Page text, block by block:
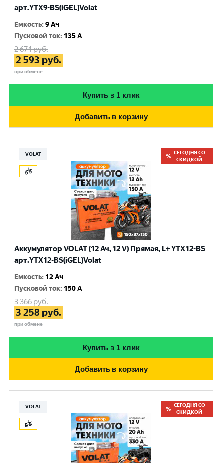
арт.YTX9-BS(iGEL)Volat
Емкость:9 Ач
Пусковой ток: 135 A
2 674руб.
2 593 руб.
при обмене
Купить в 1 клик
Добавить в корзину
VOLAT
СЕГОДНЯ СО
СКИДКОЙ
Аккумулятор VOLAT (12 Ач, 12 V) Прямая, L+ YTX12-BS
арт.YTX12-BS(iGEL)Volat
Емкость: 12 Ач
Пусковой ток: 150 A
3 366руб.
3 258 руб.
при обмене
Купить в 1 клик
Добавить в корзину
VOLAT
СЕГОДНЯ СО
СКИДКОЙ